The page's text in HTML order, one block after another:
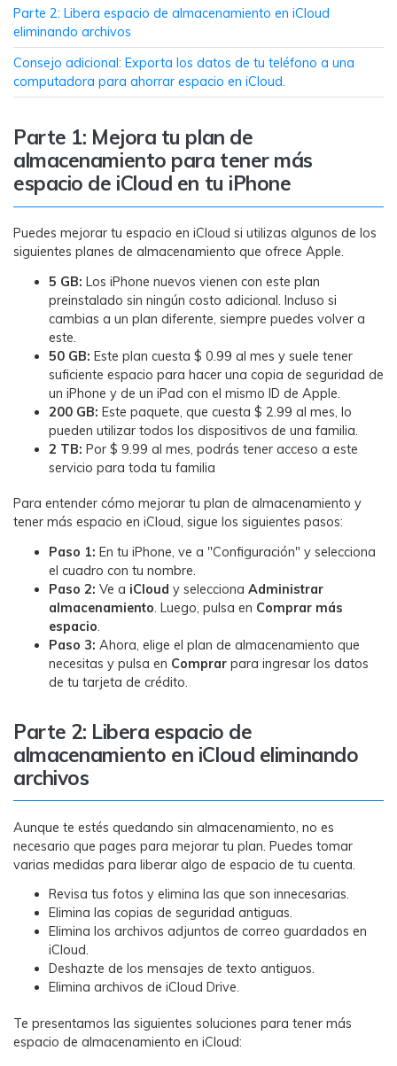
MobileTrans App
Transfiere datos del teléfono, de
WhatsApp y archivos entre dispositivos
Welastseen
WeLastseen te tiene al tanto de todo en
Parte 2: Libera espacio de almacenamiento en iCloud
eliminando archivos
Consejo adicional: Exporta los datos de tu teléfono a una
computadora para ahorrar espacio en iCloud.
Parte 1: Mejora tu plan de
almacenamiento para tener más
espacio de iCloud en tu iPhone
Puedes mejorar tu espacio en iCloud si utilizas algunos de los
siguientes planes de almacenamiento que ofrece Apple.
5 GB: Los iPhone nuevos vienen con este plan
preinstalado sin ningún costo adicional. Incluso si
cambias a un plan diferente, siempre puedes volver a
este.
50 GB: Este plan cuesta $ 0.99 al mes y suele tener
suficiente espacio para hacer una copia de seguridad de
un iPhone y de un iPad con el mismo ID de Apple.
200 GB: Este paquete, que cuesta $ 2.99 al mes, lo
pueden utilizar todos los dispositivos de una familia.
2 TB: Por $ 9.99 al mes, podrás tener acceso a este
servicio para toda tu familia
Para entender cómo mejorar tu plan de almacenamiento y
tener más espacio en iCloud, sigue los siguientes pasos:
Paso 1: En tu iPhone, ve a "Configuración" y selecciona
el cuadro con tu nombre.
Paso 2: Ve a iCloud y selecciona Administrar
almacenamiento. Luego, pulsa en Comprar más
espacio.
Paso 3: Ahora, elige el plan de almacenamiento que
necesitas y pulsa en Comprar para ingresar los datos
de tu tarjeta de crédito.
Parte 2: Libera espacio de
almacenamiento en iCloud eliminando
archivos
Aunque te estés quedando sin almacenamiento, no es
necesario que pages para mejorar tu plan. Puedes tomar
varias medidas para liberar algo de espacio de tu cuenta.
Revisa tus fotos y elimina las que son innecesarias.
Elimina las copias de seguridad antiguas.
Elimina los archivos adjuntos de correo guardados en
iCloud.
Deshazte de los mensajes de texto antiguos.
Elimina archivos de iCloud Drive.
Te presentamos las siguientes soluciones para tener más
espacio de almacenamiento en iCloud: